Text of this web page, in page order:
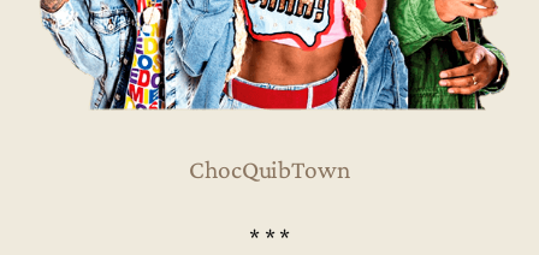
ChocQuibTown
* * *